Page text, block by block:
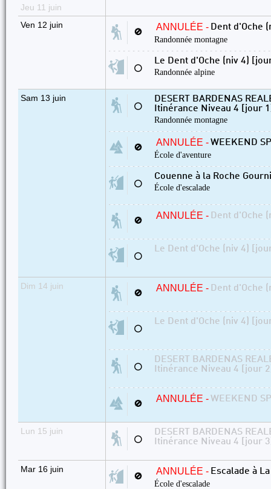
Jeu 11 juin
Ven 12 juin
🚫 ANNULÉE - Dent d'Oche
Randonnée montagne
⚪
Le Dent d'Oche (niv 4)
Randonnée alpine
Sam 13 juin
⚪
DESERT BARDENAS
Itinérance Niveau 4 [jour
Randonnée montagne
🚫 ANNULÉE -WEEKEND
École d'aventure
⚪
Couenne à la Roche
École d'escalade
🚫 ANNULÉE - Dent d'Oche
⚪
Le Dent d'Oche (niv 4)
Dim 14 juin
🚫 ANNULÉE - Dent d'Oche
⚪
Le Dent d'Oche (niv 4)
⚪
DESERT BARDENAS
Itinérance Niveau 4 [jour
🚫 ANNULÉE - WEEKEND
Lun 15 juin
⚪
DESERT BARDENAS
Itinérance Niveau 4 [jour
Mar 16 juin
🚫 ANNULÉE - Escalade à
École d'escalade